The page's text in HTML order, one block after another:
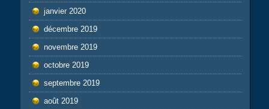
janvier 2020
décembre 2019
novembre 2019
octobre 2019
septembre 2019
août 2019